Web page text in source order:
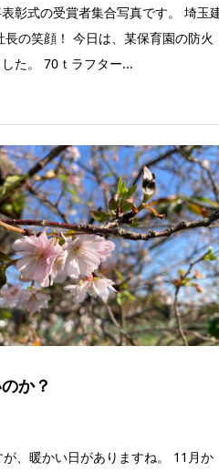
彰式の受賞者集合写真です。 埼玉
の笑顔！ 今日は、某保育園の防火
た。 70ｔラフター...
か？
、暖かい日がありますね。 11月か